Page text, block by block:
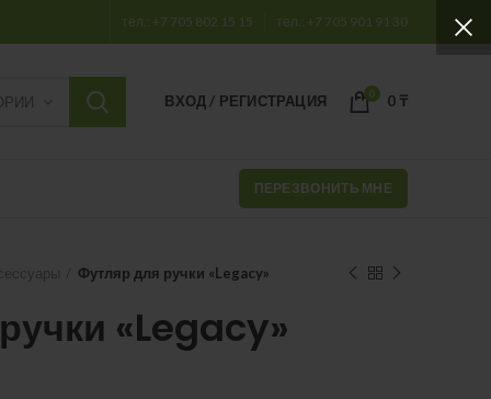
тел.: +7 705 802 15 15 тел.: +7 705 901 91 30
ВХОД / РЕГИСТРАЦИЯ 0 0 ₸
ПЕРЕЗВОНИТЬ МНЕ
Футляр для ручки «Legacy»
«Legacy»